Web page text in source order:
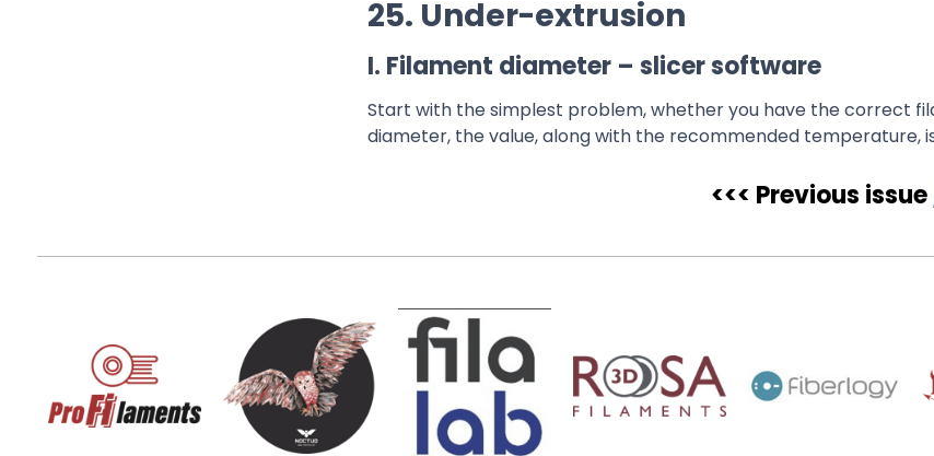
25. Under-extrusion
I. Filament diameter – slicer software
Start with the simplest problem, whether you have the correct
diameter, the value, along with the recommended temperature,
<<< Previous issue